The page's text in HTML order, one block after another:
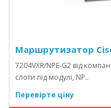
Маршрутизатор
7204VXR/NPE-G2 від
слоти під модулі, NP..
Перевірте ціну